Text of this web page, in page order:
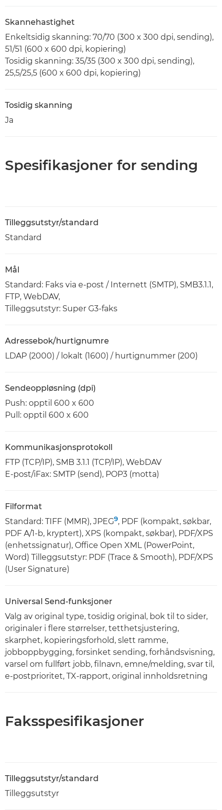
Skannehastighet
Enkeltsidig skanning: 70/70 (300 x 300 dpi, sending),
51/51 (600 x 600 dpi, kopiering)
Tosidig skanning: 35/35 (300 x 300 dpi, sending),
25,5/25,5 (600 x 600 dpi, kopiering)
Tosidig skanning
Ja
Spesifikasjoner for sending
Tilleggsutstyr/standard
Standard
Mål
Standard: Faks via e-post / Internett (SMTP), SMB3.1.1,
FTP, WebDAV,
Tilleggsutstyr: Super G3-faks
Adressebok/hurtignumre
LDAP (2000) / lokalt (1600) / hurtignummer (200)
Sendeoppløsning (dpi)
Push: opptil 600 x 600
Pull: opptil 600 x 600
Kommunikasjonsprotokoll
FTP (TCP/IP), SMB 3.1.1 (TCP/IP), WebDAV
E-post/iFax: SMTP (send), POP3 (motta)
Filformat
Standard: TIFF (MMR), JPEG9, PDF (kompakt, søkbar,
PDF A/1-b, kryptert), XPS (kompakt, søkbar), PDF/XPS
(enhetssignatur), Office Open XML (PowerPoint,
Word) Tilleggsutstyr: PDF (Trace & Smooth), PDF/XPS
(User Signature)
Universal Send-funksjoner
Valg av original type, tosidig original, bok til to sider,
originaler i flere størrelser, tetthetsjustering,
skarphet, kopieringsforhold, slett ramme,
jobboppbygging, forsinket sending, forhåndsvisning,
varsel om fullført jobb, filnavn, emne/melding, svar til,
e-postprioritet, TX-rapport, original innholdsretning
Faksspesifikasjoner
Tilleggsutstyr/standard
Tilleggsutstyr